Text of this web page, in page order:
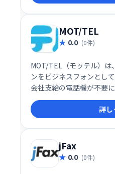
MOT/TEL
0.0 (0件)
MOT/TEL（モッテル）は
ンをビジネスフォンとし
会社支給の電話機が不要
業務を行えます。既存の
携し、スムーズな導入が可
詳し
jFax
0.0 (0件)